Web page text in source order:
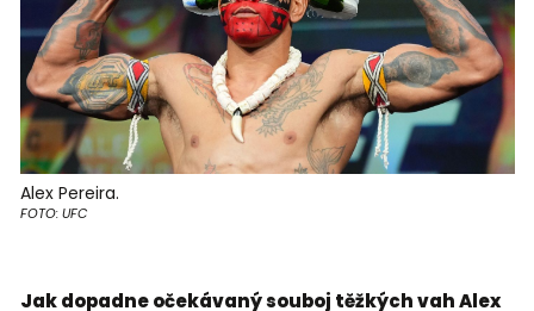
Alex Pereira.
FOTO: UFC
Jak dopadne očekávaný souboj těžkých vah Alex